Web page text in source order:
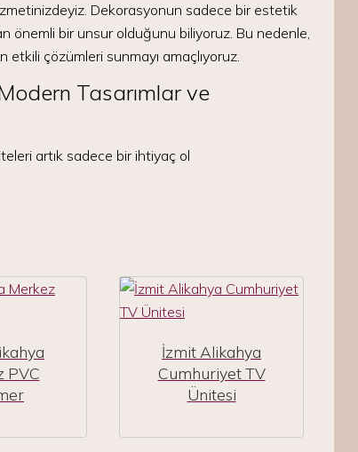
Dekorasyonun sadece bir estetik
önemli bir unsur olduğunu biliyoruz. Bu nedenle,
etkili çözümleri sunmayı amaçlıyoruz.
Tasarımlar ve
artık sadece bir ihtiyaç ol
PVC
İzmit Alikahya
Cumhuriyet TV
Ünitesi